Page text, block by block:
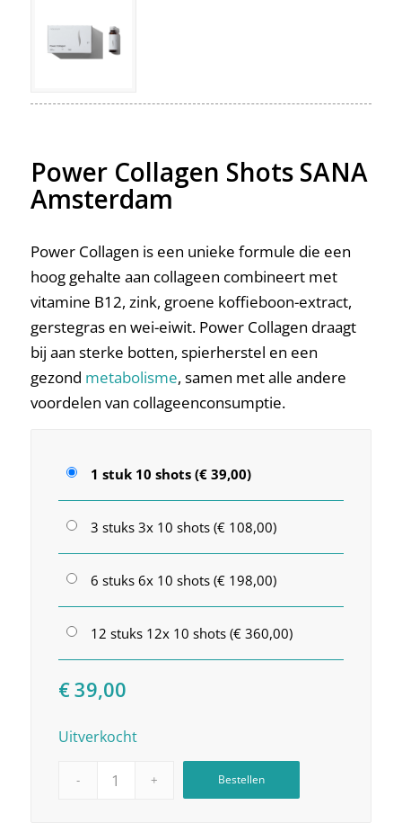
Power Collagen Shots SANA
Amsterdam
Power Collagen is een unieke formule die een
hoog gehalte aan collageen combineert met
vitamine B12, zink, groene koffieboon-extract,
gerstegras en wei-eiwit. Power Collagen draagt
bij aan sterke botten, spierherstel en een
gezond metabolisme, samen met alle andere
voordelen van collageenconsumptie.
1 stuk 10 shots (€ 39,00)
3 stuks 3x 10 shots (€ 108,00)
6 stuks 6x 10 shots (€ 198,00)
12 stuks 12x 10 shots (€ 360,00)
€39,00
Uitverkocht
Bestellen